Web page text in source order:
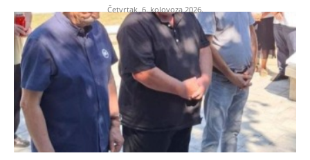
Četvrtak, 6. kolovoza 2026.